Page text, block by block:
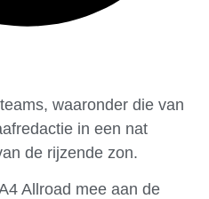
waaronder die van
in een nat
de rijzende zon.
Allroad mee aan de